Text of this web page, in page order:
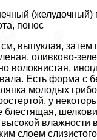
(желудочный)
понос
выпуклая, затем
оливково-
волокнистая,
Есть форма с
молодых
у
блестящая,
влажности
слоем